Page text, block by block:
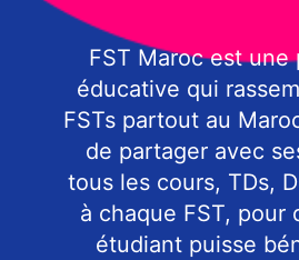
FST Maroc est une
éducative qui
FSTs partout au
de partager avec
tous les cours, TDs,
à chaque FST, pour
étudiant puisse